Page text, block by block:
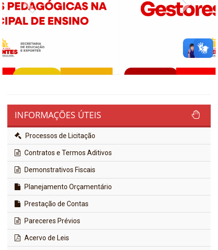
INFORMAÇÕES ÚTEIS
Processos de Licitação
Contratos e Termos Aditivos
Demonstrativos Fiscais
Planejamento Orçamentário
Prestação de Contas
Pareceres Prévios
Acervo de Leis